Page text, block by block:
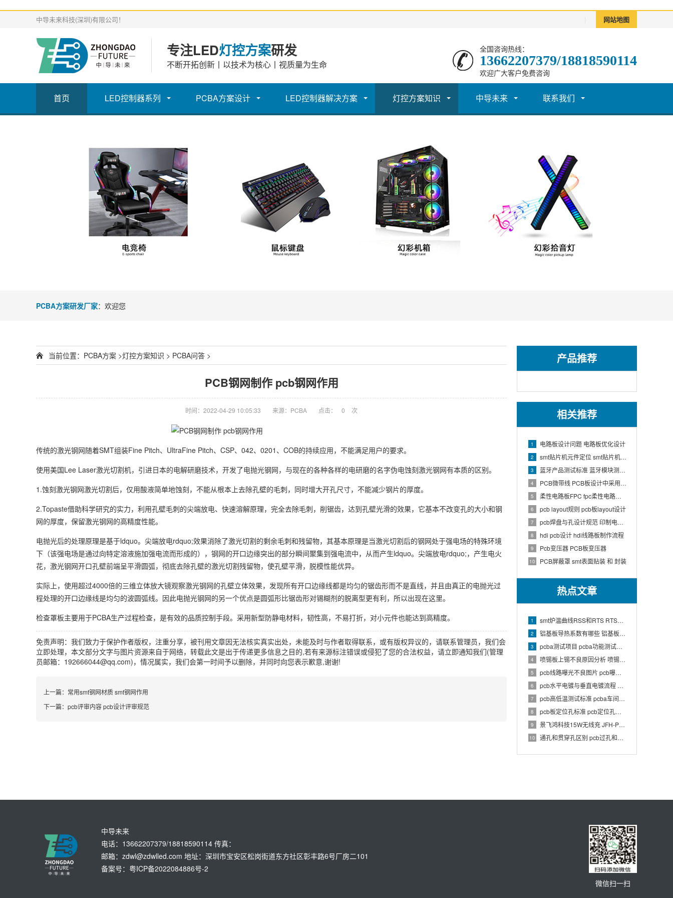
网站地图
中导未来科技(深圳)有限公司！
专注LED灯控方案研发
不断开拓创新丨以技术为核心丨视质量为生命
全国咨询热线：
13662207379/18818590114
欢迎广大客户免费咨询
首页 LED控制器系列 PCBA方案设计 LED控制器解决方案 灯控方案知识 中导未来 联系我们
PCBA方案研发厂家：欢迎您
产品推荐
相关推荐
1 电路板设计问题 电路板优化设计
2 smt贴片机元件定位 smt贴片机结构
3 蓝牙产品测试标准 蓝牙模块测试方法
4 PCB微带线 PCB板设计中采用微带线和带状线,应用到什么原理
5 柔性电路板FPC fpc柔性电路板生产流程介绍
6 pcb layout规则 pcb板layout设计
7 pcb焊盘与孔设计规范 印制电路板上焊盘的大小及引线的孔径如何确定
8 hdi pcb设计 hdi线路板制作流程
9 Pcb变压器 PCB板变压器
10 PCB屏蔽罩 smt表面贴装 和 封装
热点文章
1 smt炉温曲线RSS和RTS RTS炉温曲线
2 铝基板导热系数有哪些 铝基板的导热系数和热阻
3 pcba测试项目 pcba功能测试有哪些项
4 喷锡板上锡不良原因分析 喷锡板不上锡处理
5 pcb线路曝光不良图片 pcb曝光工艺原理
6 pcb水平电镀与垂直电镀流程 pcb电镀工艺介绍
7 pcb高低温测试标准 pcba车间温湿度要求
8 pcb板定位孔标准 pcb定位孔和定位柱要求
9 景飞鸿科技15W无线充 JFH-PWC-TX033 1.0 PCBA 规格书
10 通孔和贯穿孔区别 pcb过孔和通孔区别
当前位置： PCBA方案 >灯控方案知识 > PCBA问答 >
PCB钢网制作 pcb钢网作用
时间：2022-04-29 10:05:33 来源：PCBA 点击： 0 次
传统的激光钢网随着SMT组装Fine Pitch、UltraFine Pitch、CSP、042、0201、COB的持续应用，不能满足用户的要求。
使用美国Lee Laser激光切割机，引进日本的电解研磨技术，开发了电抛光钢网，与现在的各种各样的电研磨的名字伪电蚀刻激光钢网有本质的区别。
1.蚀刻激光钢网激光切割后，仅用酸液简单地蚀刻，不能从根本上去除孔壁的毛刺，同时增大开孔尺寸，不能减少钢片的厚度。
2.Topaste借助科学研究的实力，利用孔壁毛刺的尖端放电、快速溶解原理，完全去除毛刺，削锯齿，达到孔壁光滑的效果，它基本不改变孔的大小和钢
网的厚度，保留激光钢网的高精度性能。
电抛光后的处理原理是基于ldquo。尖端放电rdquo;效果消除了激光切割的剩余毛刺和残留物，其基本原理是当激光切割后的钢网处于强电场的特殊环境
下（该强电场是通过向特定溶液施加强电流而形成的），钢网的开口边缘突出的部分瞬间聚集到强电流中，从而产生ldquo。尖端放电rdquo;，产生电火
花，激光钢网开口孔壁前端呈平滑圆弧，彻底去除孔壁的激光切割残留物，使孔壁平滑，脱模性能优异。
实际上，使用超过4000倍的三维立体放大镜观察激光钢网的孔壁立体效果，发现所有开口边缘线都是均匀的锯齿形而不是直线，并且由真正的电抛光过
程处理的开口边缘线是均匀的波圆弧线。因此电抛光钢网的另一个优点是圆弧形比锯齿形对锡糊剂的脱离型更有利，所以出现在这里。
检查罩板主要用于PCBA生产过程检查，是有效的品质控制手段。采用新型防静电材料，韧性高，不易打折，对小元件也能达到高精度。
免责声明：我们致力于保护作者版权，注重分享，被刊用文章因无法核实真实出处，未能及时与作者取得联系，或有版权异议的，请联系管理员，我们会
立即处理，本文部分文字与图片资源来自于网络，转载此文是出于传递更多信息之目的,若有来源标注错误或侵犯了您的合法权益，请立即通知我们(管理
员邮箱：192666044@qq.com)，情况属实，我们会第一时间予以删除，并同时向您表示歉意,谢谢!
上一篇： 常用smt钢网材质 smt钢网作用
下一篇： pcb评审内容 pcb设计评审规范
微信扫一扫
中导未来
电话：13662207379/18818590114 传真：
邮箱：zdwl@zdwlled.com 地址：深圳市宝安区松岗街道东方社区彰丰路6号厂房二101
备案号：粤ICP备2022084886号-2